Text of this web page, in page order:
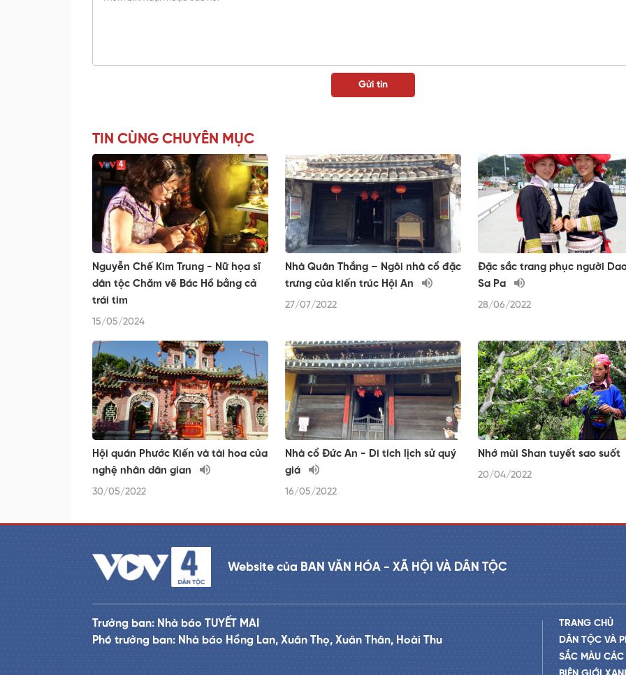
TIN CÙNG CHUYÊN MỤC
Nguyễn Chế Kim Trung - Nữ họa sĩ
dân tộc Chăm vẽ Bác Hồ bằng cả
trái tim
15/05/2024
Nhà Quân Thắng – Ngôi nhà cổ đặc
trưng của kiến trúc Hội An
27/07/2022
Đặc sắc trang phục người
Sa Pa
28/06/2022
Hội quán Phước Kiến và tài hoa của
nghệ nhân dân gian
30/05/2022
Nhà cổ Đức An - Di tích lịch sử quý
giá
16/05/2022
Nhớ mùi Shan tuyết sao suốt
20/04/2022
Website của BAN VĂN HÓA - XÃ HỘI VÀ DÂN TỘC
Trưởng ban: Nhà báo TUYẾT MAI
Phó trưởng ban: Nhà báo Hồng Lan, Xuân Thọ, Xuân Thân, Hoài Thu
TRANG CHỦ
DÂN TỘC VÀ
SẮC MÀU